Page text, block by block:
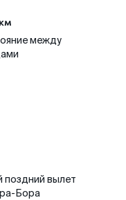
между
поздний вылет
Бора